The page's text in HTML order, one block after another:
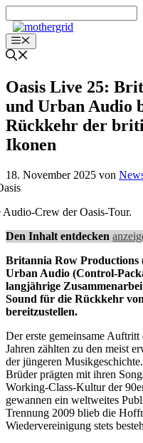
Inhalt
springenMenü
Oasis Live 25:
und Urban Audio
Rückkehr der
Ikonen
18. November 2025 von
Audio-Crew der Oasis-Tour.
Den Inhalt entdecken
Britannia Row Productions
Urban Audio (Control-
langjährige
Sound für die Rückkehr
bereitzustellen.
Der erste gemeinsame
Jahren zählten zu den meist
der jüngeren
Brüder prägten mit ihren
Working-Class-Kultur der
gewannen ein weltweites
Trennung 2009 blieb die
Wiedervereinigung stets